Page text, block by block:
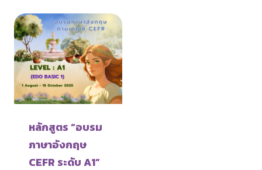
หลักสูตร “อบรม
ภาษาอังกฤษ
CEFR ระดับ A1”